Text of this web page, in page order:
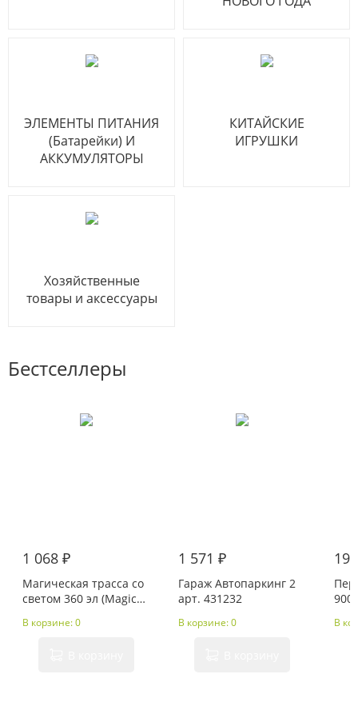
ЭЛЕМЕНТЫ ПИТАНИЯ
(Батарейки) И
АККУМУЛЯТОРЫ
КИТАЙСКИЕ
ИГРУШКИ
Хозяйственные
товары и аксессуары
Бестселлеры
1 068 ₽
Магическая трасса со
светом 360 эл (Magic
В корзине: 0
1 571 ₽
Гараж Автопаркинг 2
арт. 431232
В корзине: 0
900/1
В